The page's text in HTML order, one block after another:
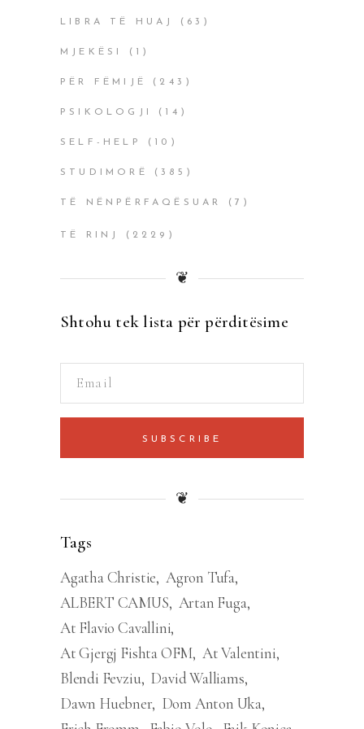
LIBRA TË HUAJ (63)
MJEKËSI (1)
PËR FËMIJË (243)
PSIKOLOGJI (14)
SELF-HELP (10)
STUDIMORË (385)
TË NËNPËRFAQËSUAR (7)
TË RINJ (2229)
❦
Shtohu tek lista për përditësime
SUBSCRIBE
❦
Tags
Agatha Christie Agron Tufa
ALBERT CAMUS Artan Fuga
At Flavio Cavallini
At Gjergj Fishta OFM At Valentini
Blendi Fevziu David Walliams
Dawn Huebner Dom Anton Uka